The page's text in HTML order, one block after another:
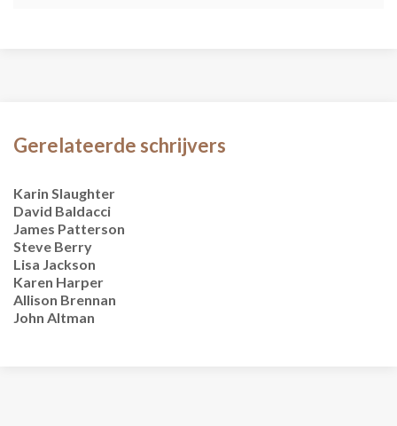
Gerelateerde schrijvers
Karin Slaughter
David Baldacci
James Patterson
Steve Berry
Lisa Jackson
Karen Harper
Allison Brennan
John Altman